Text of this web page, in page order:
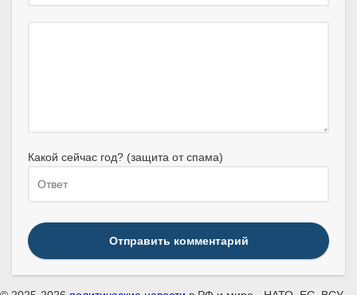
Какой сейчас год? (защита от спама)
Отправить комментарий